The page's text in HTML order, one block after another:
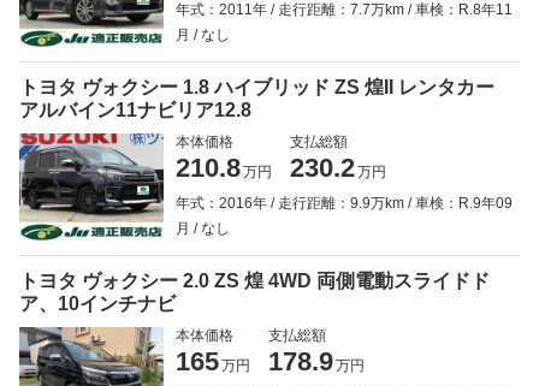
年式：2011年 走行距離：7.7万km
車検：R.8年11
月
なし
トヨタ ヴォクシー 1.8 ハイブリッド ZS 煌II レンタカー
アルバイン11ナビリア12.8
本体価格
210.8万円
支払総額
230.2万円
年式：2016年
走行距離：9.9万km
車検：R.9年09
月
なし
トヨタ ヴォクシー 2.0 ZS 煌 4WD 両側電動スライドド
ア、10インチナビ
本体価格
165万円
支払総額
178.9万円